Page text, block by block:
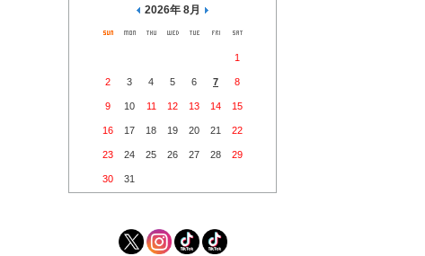
2026年 8月
1
2 3 4 5 6 7 8
9 10 11 12 13 14 15
16 17 18 19 20 21 22
23 24 25 26 27 28 29
30 31